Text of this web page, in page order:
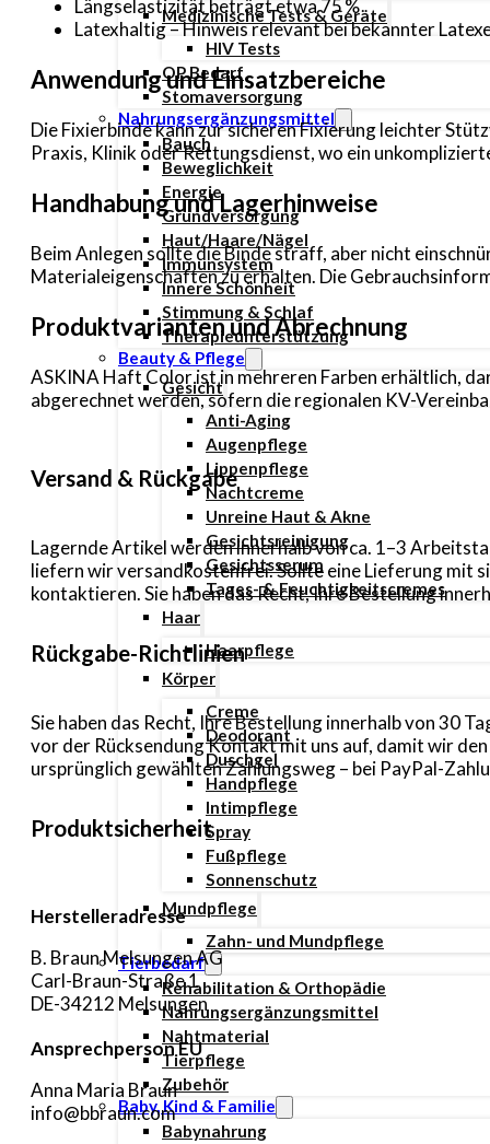
Medizinische Tests & Geräte
HIV Tests
OP Bedarf
Stomaversorgung
Nahrungsergänzungsmittel
Bauch
Beweglichkeit
Energie
Grundversorgung
Haut/Haare/Nägel
Immunsystem
Innere Schönheit
Stimmung & Schlaf
Therapieunterstützung
Beauty & Pflege
Gesicht
Anti-Aging
Augenpflege
Lippenpflege
Nachtcreme
Unreine Haut & Akne
Gesichtsreinigung
Gesichtsserum
Tages- & Feuchtigkeitscremes
Haar
Haarpflege
Körper
Creme
Deodorant
Duschgel
Handpflege
Intimpflege
Spray
Fußpflege
Sonnenschutz
Mundpflege
Zahn- und Mundpflege
Tierbedarf
Rehabilitation & Orthopädie
Nahrungsergänzungsmittel
Nahtmaterial
Tierpflege
Zubehör
Baby, Kind & Familie
Babynahrung
Längselastizität beträgt etwa 75 %
Latexhaltig – Hinweis relevant bei bekannter
Anwendung und Einsatzbereiche
Die Fixierbinde kann zur sicheren Fixierung leichter
Praxis, Klinik oder Rettungsdienst, wo ein
Handhabung und Lagerhinweise
Beim Anlegen sollte die Binde straff, aber nicht
Materialeigenschaften zu erhalten. Die
Produktvarianten und Abrechnung
ASKINA Haft Color ist in mehreren Farben erhältlich,
abgerechnet werden, sofern die regionalen KV-
Versand & Rückgabe
Lagernde Artikel werden innerhalb von ca. 1–3
liefern wir versandkostenfrei. Sollte eine Lieferung mit
kontaktieren. Sie haben das Recht, Ihre Bestellung
Rückgabe-Richtlinien
Sie haben das Recht, Ihre Bestellung innerhalb von 30
vor der Rücksendung Kontakt mit uns auf, damit wir
ursprünglich gewählten Zahlungsweg – bei PayPal-
Produktsicherheit
Herstelleradresse
B. Braun Melsungen AG
Carl-Braun-Straße 1
DE-34212 Melsungen
Ansprechperson EU
Anna Maria Braun
info@bbraun.com